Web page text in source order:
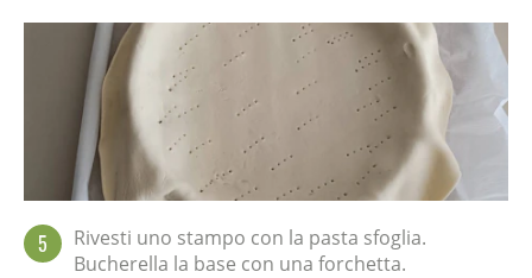
5
Rivesti uno stampo con la pasta sfoglia.
Bucherella la base con una forchetta.